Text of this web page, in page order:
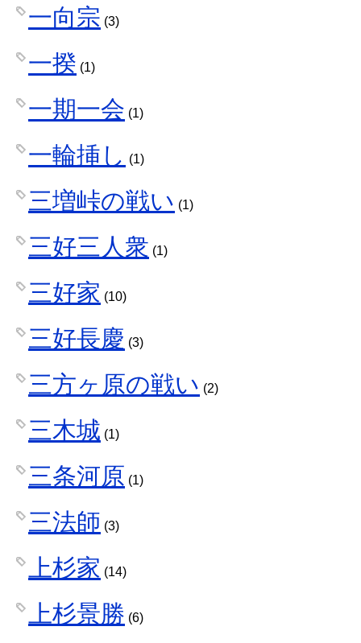
一向宗 (3)
一揆 (1)
一期一会 (1)
一輪挿し (1)
三増峠の戦い (1)
三好三人衆 (1)
三好家 (10)
三好長慶 (3)
三方ヶ原の戦い (2)
三木城 (1)
三条河原 (1)
三法師 (3)
上杉家 (14)
上杉景勝 (6)